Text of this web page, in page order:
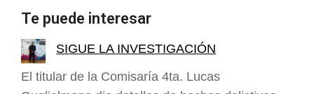
Te puede interesar
SIGUE LA INVESTIGACIÓN
El titular de la Comisaría 4ta. Lucas